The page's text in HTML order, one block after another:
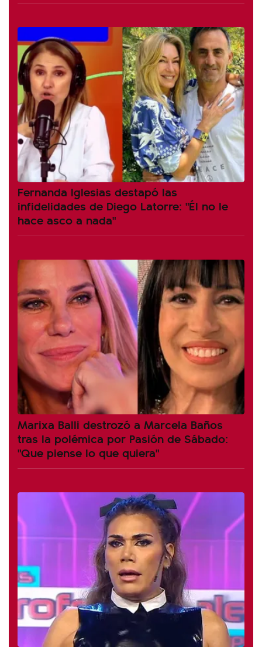
Fernanda Iglesias destapó las
infidelidades de Diego Latorre: "Él no le
hace asco a nada"
Marixa Balli destrozó a Marcela Baños
tras la polémica por Pasión de Sábado:
"Que piense lo que quiera"